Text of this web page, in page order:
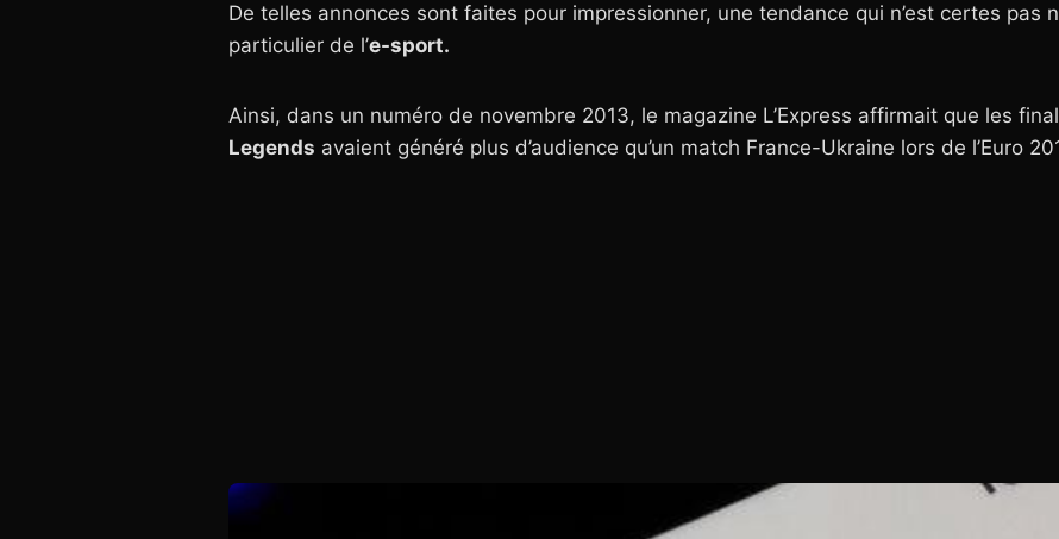
De telles annonces sont faites pour impressionner, une tendance qui n’est certes pas
particulier de l’e-sport.
Ainsi, dans un numéro de novembre 2013, le magazine L’Express affirmait que les
Legends avaient généré plus d’audience qu’un match France-Ukraine lors de l’Euro